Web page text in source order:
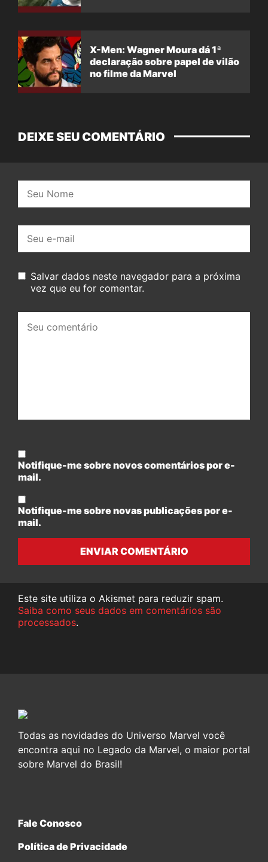
X-Men: Wagner Moura dá 1ª
declaração sobre papel de vilão
no filme da Marvel
DEIXE SEU COMENTÁRIO
mail:
Salvar dados neste navegador para a próxima
vez que eu for comentar.
comentário:
Notifique-me sobre novos comentários por e-
mail.
Notifique-me sobre novas publicações por e-
mail.
ENVIAR COMENTÁRIO
Este site utiliza o Akismet para reduzir spam.
Saiba como seus dados em comentários são
processados.
Todas as novidades do Universo Marvel você
encontra aqui no Legado da Marvel, o maior portal
sobre Marvel do Brasil!
Fale Conosco
Política de Privacidade